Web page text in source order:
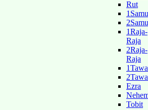
Rut
1Raja-
Raja
2Raja-
Raja
Ezra
Tobit